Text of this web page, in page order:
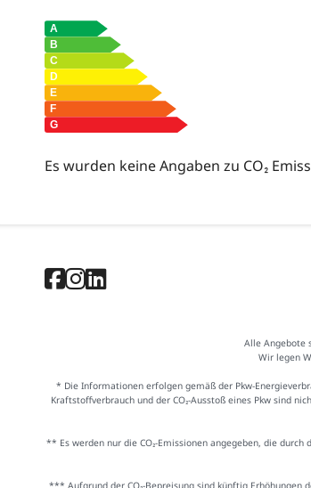
Es wurden keine Angaben zu CO₂
Alle Angebote
Wir legen
* Die Informationen erfolgen gemäß der Pkw-
Kraftstoffverbrauch und der CO₂-Ausstoß eines Pkw sind
** Es werden nur die CO₂-Emissionen angegeben, die
*** Aufgrund der CO₂-Bepreisung sind künftig Erhöhungen